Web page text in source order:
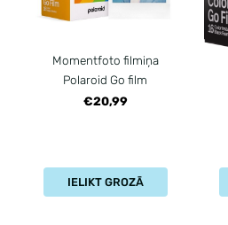
Momentfoto filmiņa
Polaroid Go film
€20,99
IELIKT GROZĀ